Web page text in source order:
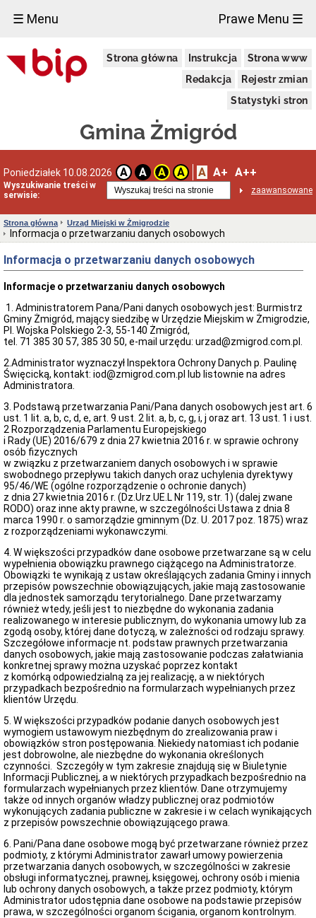
☰ Menu Prawe Menu ☰
Strona główna Instrukcja
Strona www
Redakcja
Rejestr zmian
Statystyki stron
Gmina Żmigród
Poniedziałek 10.08.2026 A A A A A A+ A++
Wyszukiwanie treści w
serwisie:
zaawansowane
Urząd
Miejski
zewnętrzne
Wiadomości
adresowe
Dni
godziny
otwarcia
Kierownictwo
Referaty
i
Samodzielne
Regulamin
i
Schemat
Organizacyjny
Urzędu
Miejskiego
w
Żmigrodzie
Struktura
organizacyjna
urzędu
Skargi
i
wnioski
Zgromadzenia
Budżet
Obywatelski
w
Gminie
Żmigród
Raporty
o
stanie
gminy
Deklaracja
dostępności
Raport
o
stanie
zapewnienia
dostepności
podmiotu
publicznego
Załatwianie
spraw
w
Moja
sprawa
Przetargi
Platforma
zakupowa
Strona główna Urząd Miejski w Żmigrodzie
Informacja o przetwarzaniu danych osobowych
Informacja o przetwarzaniu danych osobowych
Informacje o przetwarzaniu danych osobowych
1. Administratorem Pana/Pani danych osobowych jest: Burmistrz
Gminy Żmigród, mający siedzibę w Urzędzie Miejskim w Żmigrodzie,
Pl. Wojska Polskiego 2-3, 55-140 Żmigród,
tel. 71 385 30 57, 385 30 50, e-mail urzędu: urzad@zmigrod.com.pl.
2.Administrator wyznaczył Inspektora Ochrony Danych p. Paulinę
Święcicką, kontakt: iod@zmigrod.com.pl lub listownie na adres
Administratora.
3. Podstawą przetwarzania Pani/Pana danych osobowych jest art. 6
ust. 1 lit. a, b, c, d, e, art. 9 ust. 2 lit. a, b, c, g, i, j oraz art. 13 ust. 1 i ust.
2 Rozporządzenia Parlamentu Europejskiego
i Rady (UE) 2016/679 z dnia 27 kwietnia 2016 r. w sprawie ochrony
osób fizycznych
w związku z przetwarzaniem danych osobowych i w sprawie
swobodnego przepływu takich danych oraz uchylenia dyrektywy
95/46/WE (ogólne rozporządzenie o ochronie danych)
z dnia 27 kwietnia 2016 r. (Dz.Urz.UE.L Nr 119, str. 1) (dalej zwane
RODO) oraz inne akty prawne, w szczególności Ustawa z dnia 8
marca 1990 r. o samorządzie gminnym (Dz. U. 2017 poz. 1875) wraz
z rozporządzeniami wykonawczymi.
4. W większości przypadków dane osobowe przetwarzane są w celu
wypełnienia obowiązku prawnego ciążącego na Administratorze.
Obowiązki te wynikają z ustaw określających zadania Gminy i innych
przepisów powszechnie obowiązujących, jakie mają zastosowanie
dla jednostek samorządu terytorialnego. Dane przetwarzamy
również wtedy, jeśli jest to niezbędne do wykonania zadania
realizowanego w interesie publicznym, do wykonania umowy lub za
zgodą osoby, której dane dotyczą, w zależności od rodzaju sprawy.
Szczegółowe informacje nt. podstaw prawnych przetwarzania
danych osobowych, jakie mają zastosowanie podczas załatwiania
konkretnej sprawy można uzyskać poprzez kontakt
z komórką odpowiedzialną za jej realizację, a w niektórych
przypadkach bezpośrednio na formularzach wypełnianych przez
klientów Urzędu.
5. W większości przypadków podanie danych osobowych jest
wymogiem ustawowym niezbędnym do zrealizowania praw i
obowiązków stron postępowania. Niekiedy natomiast ich podanie
jest dobrowolne, ale niezbędne do wykonania określonych
czynności. Szczegóły w tym zakresie znajdują się w Biuletynie
Informacji Publicznej, a w niektórych przypadkach bezpośrednio na
formularzach wypełnianych przez klientów. Dane otrzymujemy
także od innych organów władzy publicznej oraz podmiotów
wykonujących zadania publiczne w zakresie i w celach wynikających
z przepisów powszechnie obowiązującego prawa.
6. Pani/Pana dane osobowe mogą być przetwarzane również przez
podmioty, z którymi Administrator zawarł umowy powierzenia
przetwarzania danych osobowych, w szczególności w zakresie
obsługi informatycznej, prawnej, księgowej, ochrony osób i mienia
lub ochrony danych osobowych, a także przez podmioty, którym
Administrator udostępnia dane osobowe na podstawie przepisów
prawa, w szczególności organom ścigania, organom kontrolnym.
×